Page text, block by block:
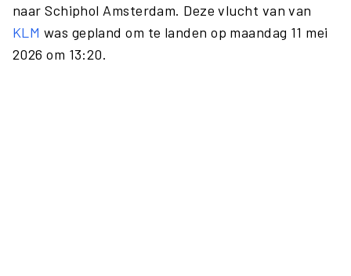
naar Schiphol Amsterdam. Deze vlucht van van
KLM was gepland om te landen op maandag 11 mei
2026 om 13:20.